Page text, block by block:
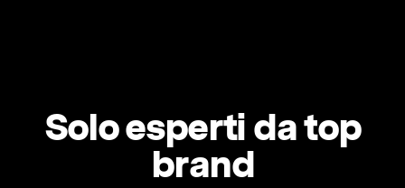
Solo esperti da top
brand